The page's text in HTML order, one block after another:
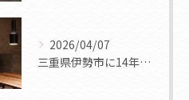
2026/04/07
三重県伊勢市に14年ぶりに新築マンションが完成